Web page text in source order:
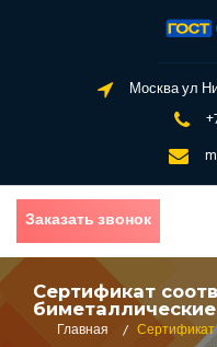
Москва ул
Заказать звонок
Сертификат
Главная
/ Сертификат